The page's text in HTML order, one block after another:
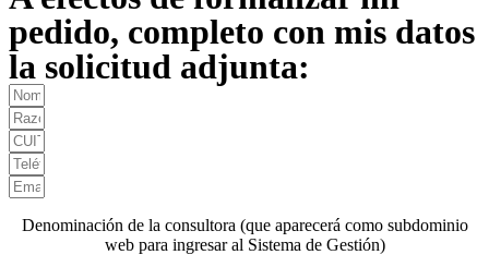
pedido, completo con mis datos
la solicitud adjunta:
Denominación de la consultora (que aparecerá como subdominio
web para ingresar al Sistema de Gestión)